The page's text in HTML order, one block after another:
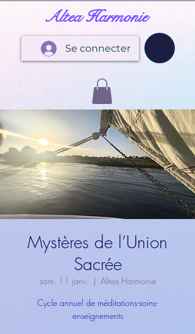
Altea Harmonie
Se connecter
Mystères de l’Union
Sacrée
sam. 11 janv.
  |
Altea Harmonie
Cycle annuel de méditations-soins-
enseignements